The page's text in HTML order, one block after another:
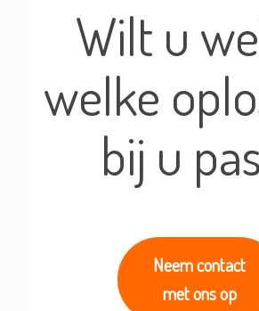
Wilt u
welke
bij u
Neem contact
met ons op